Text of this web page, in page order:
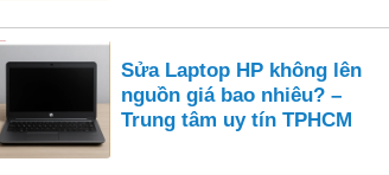
Sửa Laptop HP không lên
nguồn giá bao nhiêu? –
Trung tâm uy tín TPHCM